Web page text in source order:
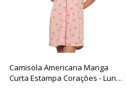
Camisola Americana Manga
Curta Estampa Corações - Luna